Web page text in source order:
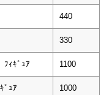
440
330
ﾌｨｷﾞｭｱ 1100
ﾞｭｱ 1000